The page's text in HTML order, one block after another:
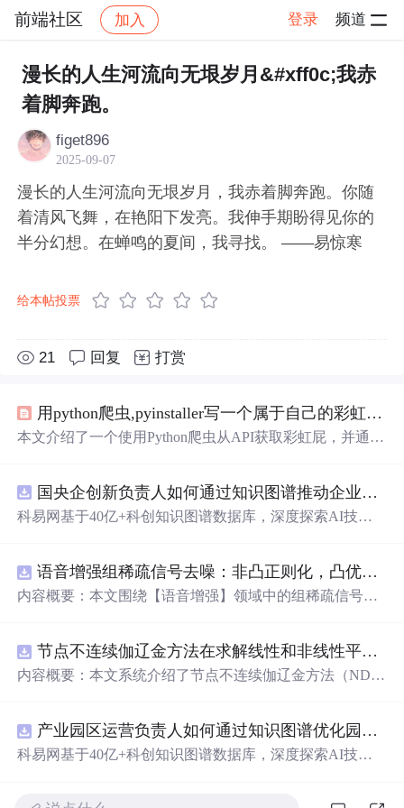
前端社区 加入 登录 频道
社区 前端社区 感慨 帖子详情
漫长的人生河流向无垠岁月&#xff0c;我赤
着脚奔跑。
figet896
2025-09-07
漫长的人生河流向无垠岁月，我赤着脚奔跑。你随
着清风飞舞，在艳阳下发亮。我伸手期盼得见你的
半分幻想。在蝉鸣的夏间，我寻找。 ——易惊寒
给本帖投票
21 回复 打赏
用python爬虫,pyinstaller写一个属于自己的彩虹屁生成器！（链接在文末自取）
本文介绍了一个使用Python爬虫从API获取彩虹屁，并通过
国央企创新负责人如何通过知识图谱推动企业技术创新与外部资源高效对接？.docx
科易网基于40亿+科创知识图谱数据库，深度探索AI技术
新领域的AI+数智化解决方案，推动科技创新与产业创新
智能化发展。
语音增强组稀疏信号去噪：非凸正则化，凸优化研究（Matlab代码实现）
内容概要：本文围绕【语音增强】领域中的组稀疏信号去
文章系统阐述了组稀疏信号模型的构建机制，引入非凸正
则项以更精确地逼近理想稀疏性，克服传统凸正则化在稀
实现，涵盖语音信号预处理、稀疏系数求解、去噪重构等
关键环节，并配套提供可复现的代码资源，便于研究人员
进一步验证与拓展。该方法在保留数学可处理性的同时显
复任务。; 适合人群：具备一定信号与系统、数字信号处理
节点不连续伽辽金方法在求解线性和非线性平流方程中的一维实现（Matlab代码实现）
内容概要：本文系统介绍了节点不连续伽辽金方法（ND
种高精度、高分辨率的数值离散化技术，特别适用于对流
主导的偏微分方程求解，在处理间断解和保持数值稳定性
产业园区运营负责人如何通过知识图谱优化园区企业与科研机构的协同创新机制？.docx
科易网基于40亿+科创知识图谱数据库，深度探索AI技术